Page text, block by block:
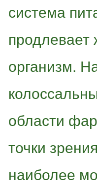
система
продлевает
организм.
области
точки
наиболее